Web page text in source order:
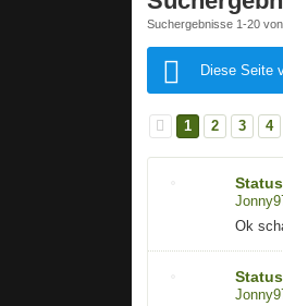
Suchergebnisse 1-20
Diese Seite
1 2 3 4
Ok